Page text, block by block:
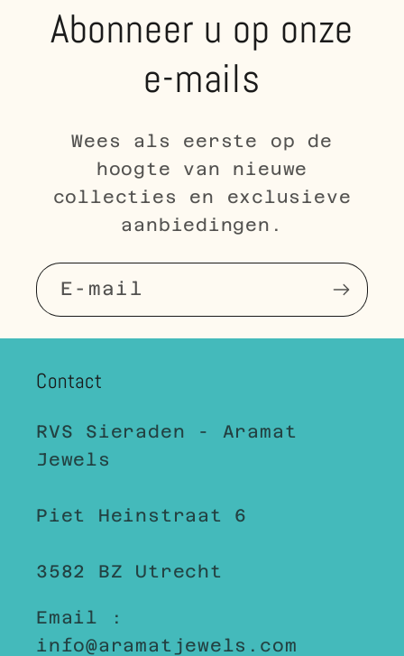
Abonneer u op onze
e-mails
Wees als eerste op de
hoogte van nieuwe
collecties en exclusieve
aanbiedingen.
E‑mail
Contact
RVS Sieraden - Aramat
Jewels
Piet Heinstraat 6
3582 BZ Utrecht
Email :
info@aramatjewels.com